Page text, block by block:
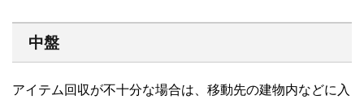
中盤
アイテム回収が不十分な場合は、移動先の建物内などに入